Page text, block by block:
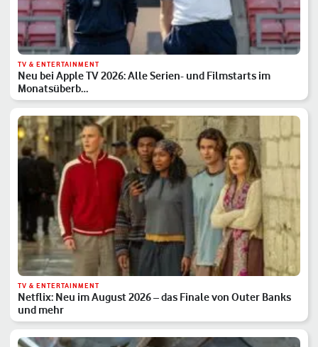
TV & ENTERTAINMENT
Neu bei Apple TV 2026: Alle Serien- und Filmstarts im
Monatsüberb…
TV & ENTERTAINMENT
Netflix: Neu im August 2026 – das Finale von Outer Banks
und mehr